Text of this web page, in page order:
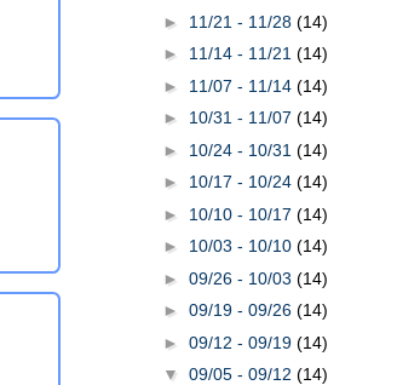
► 11/21 - 11/28 (14)
► 11/14 - 11/21 (14)
► 11/07 - 11/14 (14)
► 10/31 - 11/07 (14)
► 10/24 - 10/31 (14)
► 10/17 - 10/24 (14)
► 10/10 - 10/17 (14)
► 10/03 - 10/10 (14)
► 09/26 - 10/03 (14)
► 09/19 - 09/26 (14)
► 09/12 - 09/19 (14)
▼ 09/05 - 09/12 (14)